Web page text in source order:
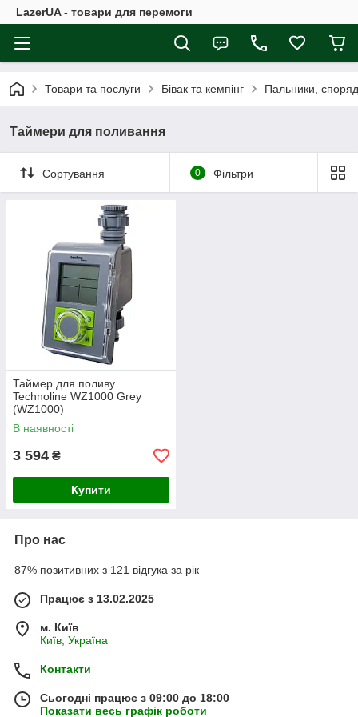
LazerUA - товари для перемоги
Товари та послуги Бівак та кемпінг Пальники,
Таймери для поливання
Сортування 0 Фільтри
Таймер для поливу
Technoline WZ1000 Grey
(WZ1000)
В наявності
3 594 ₴
Купити
Про нас
87% позитивних з 121 відгука за рік
Працює з 13.02.2025
м. Київ
Київ, Україна
Контакти
Сьогодні працює з 09:00 до 18:00
Показати весь графік роботи